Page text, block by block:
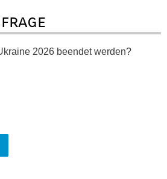
2026 beendet werden?